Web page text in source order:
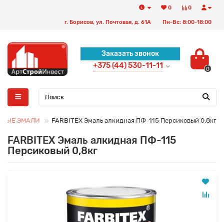
0
0
г. Борисов, ул. Почтовая, д. 61А Пн-Вс: 8:00-18:00
Заказать звонок
+375 (44) 530-11-11 0
ЭМАЛИ FARBITEX Эмаль алкидная ПФ-115 Персиковый 0,8кг
FARBITEX Эмаль алкидная ПФ-115
Персиковый 0,8кг